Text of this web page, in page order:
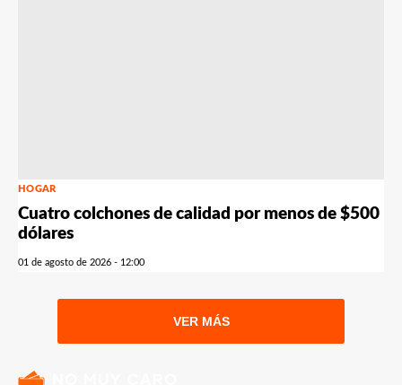
HOGAR
Cuatro colchones de calidad por menos de $500
dólares
01 de agosto de 2026 - 12:00
VER MÁS